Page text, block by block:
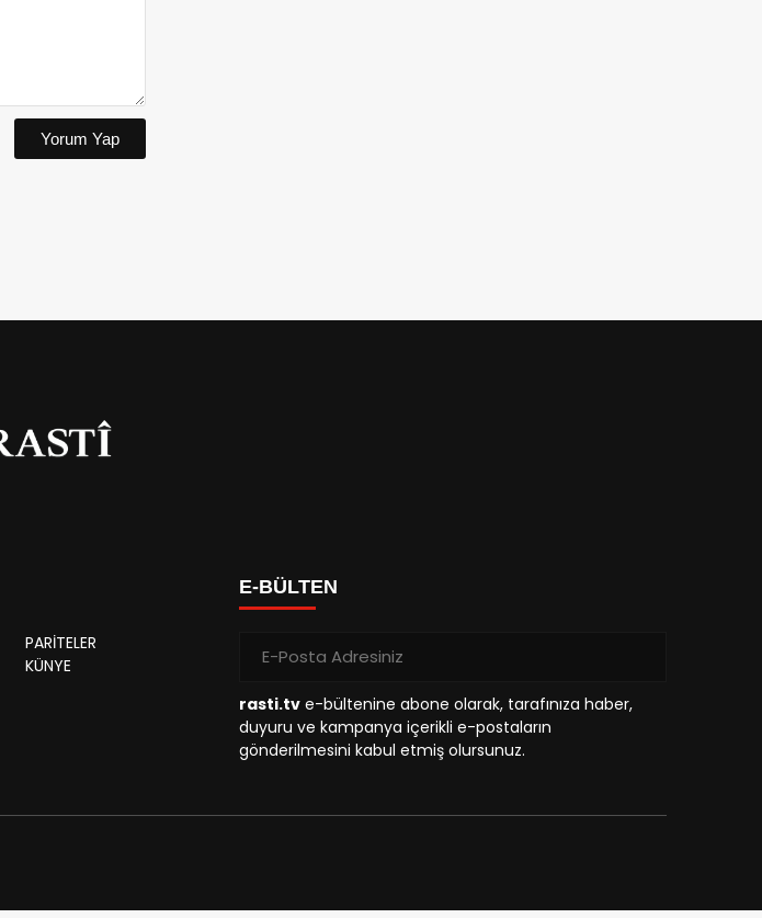
Yorum Yap
PARİTELER
KÜNYE
E-BÜLTEN
rasti.tv e-bültenine abone olarak, tarafınıza haber,
duyuru ve kampanya içerikli e-postaların
gönderilmesini kabul etmiş olursunuz.